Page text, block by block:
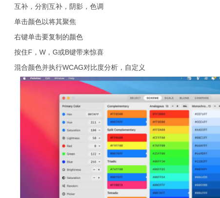
互补，分割互补，阴影，色调
单击颜色以将其聚焦
右键单击要复制的颜色
按住F，W，G或B键带来惊喜
混合颜色并执行WCAG对比度分析，自定义